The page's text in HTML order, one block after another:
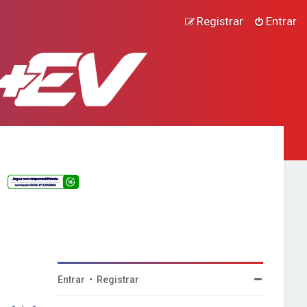
Entrar
Registrar
Entrar • Registrar